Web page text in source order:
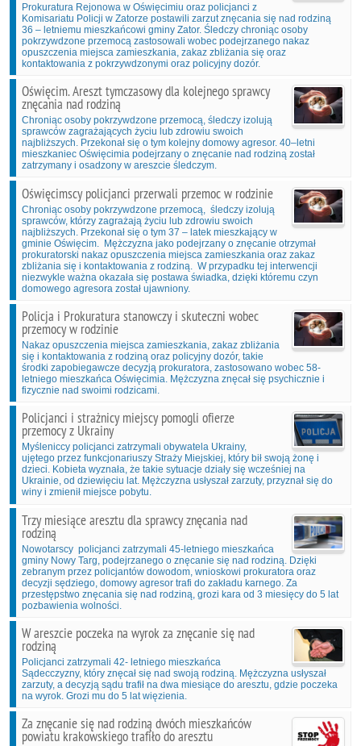
Prokuratura Rejonowa w Oświęcimiu oraz policjanci z
Komisariatu Policji w Zatorze postawili zarzut znęcania się nad rodziną
36 – letniemu mieszkańcowi gminy Zator. Śledczy chroniąc osoby
pokrzywdzone przemocą zastosowali wobec podejrzanego nakaz
opuszczenia miejsca zamieszkania, zakaz zbliżania się oraz
kontaktowania z pokrzywdzonymi oraz policyjny dozór.
Oświęcim. Areszt tymczasowy dla kolejnego sprawcy
znęcania nad rodziną
Chroniąc osoby pokrzywdzone przemocą, śledczy izolują
sprawców zagrażających życiu lub zdrowiu swoich
najbliższych. Przekonał się o tym kolejny domowy agresor. 40–letni
mieszkaniec Oświęcimia podejrzany o znęcanie nad rodziną został
zatrzymany i osadzony w areszcie śledczym.
Oświęcimscy policjanci przerwali przemoc w rodzinie
Chroniąc osoby pokrzywdzone przemocą, śledczy izolują
sprawców, którzy zagrażają życiu lub zdrowiu swoich
najbliższych. Przekonał się o tym 37 – latek mieszkający w
gminie Oświęcim. Mężczyzna jako podejrzany o znęcanie otrzymał
prokuratorski nakaz opuszczenia miejsca zamieszkania oraz zakaz
zbliżania się i kontaktowania z rodziną. W przypadku tej interwencji
niezwykle ważna okazała się postawa świadka, dzięki któremu czyn
domowego agresora został ujawniony.
Policja i Prokuratura stanowczy i skuteczni wobec
przemocy w rodzinie
Nakaz opuszczenia miejsca zamieszkania, zakaz zbliżania
się i kontaktowania z rodziną oraz policyjny dozór, takie
środki zapobiegawcze decyzją prokuratora, zastosowano wobec 58-
letniego mieszkańca Oświęcimia. Mężczyzna znęcał się psychicznie i
fizycznie nad swoimi rodzicami.
Policjanci i strażnicy miejscy pomogli ofierze
przemocy z Ukrainy
Myśleniccy policjanci zatrzymali obywatela Ukrainy,
ujętego przez funkcjonariuszy Straży Miejskiej, który bił swoją żonę i
dzieci. Kobieta wyznała, że takie sytuacje działy się wcześniej na
Ukrainie, od dziewięciu lat. Mężczyzna usłyszał zarzuty, przyznał się do
winy i zmienił miejsce pobytu.
Trzy miesiące aresztu dla sprawcy znęcania nad
rodziną
Nowotarscy policjanci zatrzymali 45-letniego mieszkańca
gminy Nowy Targ, podejrzanego o znęcanie się nad rodziną. Dzięki
zebranym przez policjantów dowodom, wnioskowi prokuratora oraz
decyzji sędziego, domowy agresor trafi do zakładu karnego. Za
przestępstwo znęcania się nad rodziną, grozi kara od 3 miesięcy do 5 lat
pozbawienia wolności.
W areszcie poczeka na wyrok za znęcanie się nad
rodziną
Policjanci zatrzymali 42- letniego mieszkańca
Sądecczyzny, który znęcał się nad swoją rodziną. Mężczyzna usłyszał
zarzuty, a decyzją sądu trafił na dwa miesiące do aresztu, gdzie poczeka
na wyrok. Grozi mu do 5 lat więzienia.
Za znęcanie się nad rodziną dwóch mieszkańców
powiatu krakowskiego trafiło do aresztu